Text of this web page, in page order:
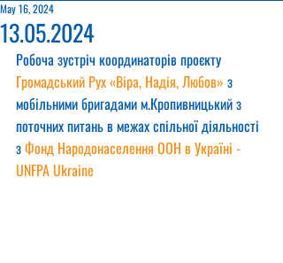
13.05.2024
May 16, 2024
Робоча зустріч координаторів проєкту
Громадський Рух «Віра, Надія, Любов» з
мобільними бригадами м.Кропивницький з
поточних питань в межах спільної діяльності
з Фонд Народонаселення ООН в Україні -
UNFPA Ukraine